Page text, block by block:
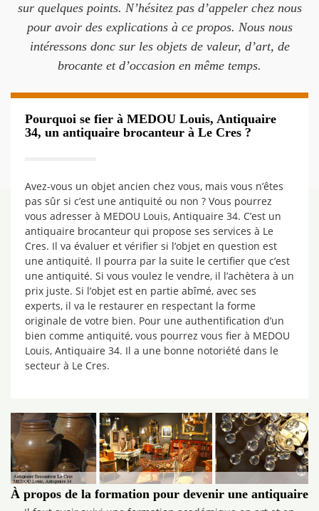
sur quelques points. N’hésitez pas d’appeler chez nous
pour avoir des explications à ce propos. Nous nous
intéressons donc sur les objets de valeur, d’art, de
brocante et d’occasion en même temps.
Pourquoi se fier à MEDOU Louis, Antiquaire
34, un antiquaire brocanteur à Le Cres ?
Avez-vous un objet ancien chez vous, mais vous n’êtes
pas sûr si c’est une antiquité ou non ? Vous pourrez
vous adresser à MEDOU Louis, Antiquaire 34. C’est un
antiquaire brocanteur qui propose ses services à Le
Cres. Il va évaluer et vérifier si l’objet en question est
une antiquité. Il pourra par la suite le certifier que c’est
une antiquité. Si vous voulez le vendre, il l’achètera à un
prix juste. Si l’objet est en partie abîmé, avec ses
experts, il va le restaurer en respectant la forme
originale de votre bien. Pour une authentification d’un
bien comme antiquité, vous pourrez vous fier à MEDOU
Louis, Antiquaire 34. Il a une bonne notoriété dans le
secteur à Le Cres.
À propos de la formation pour devenir une antiquaire